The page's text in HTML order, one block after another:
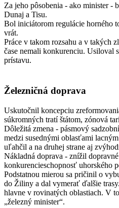
Za jeho pôsobenia - ako minister -
Dunaj a Tisu.
Bol iniciátorom regulácie horného
vrát.
Práce v takom rozsahu a v takých
čase nemali konkurenciu. Usiloval
prístavu.
Železničná doprava
Uskutočnil koncepciu
súkromných tratí štátom, zónová
Dôležitá zmena - pásmový
medzi susednými oblasťami
uľahčil a na druhej strane aj
Nákladná doprava - znížil
konkurencieschopnosť uhorského
Podstatnou mierou sa pričinil o
do Žiliny a dal vymerať ďalšie
hlavne v rovinatých oblastiach. V
„železný minister“.